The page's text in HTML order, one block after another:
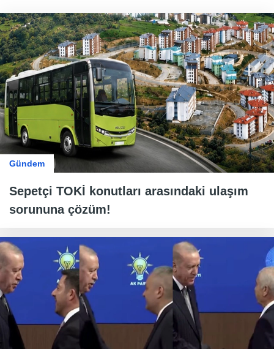
Gündem
Sepetçi TOKİ konutları arasındaki ulaşım
sorununa çözüm!